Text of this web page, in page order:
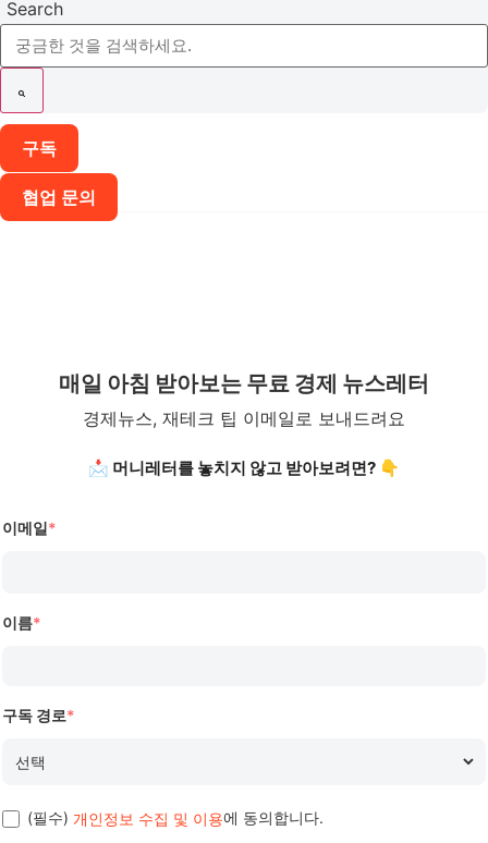
Search
구독
협업 문의
매일 아침 받아보는 무료 경제 뉴스레터
경제뉴스, 재테크 팁 이메일로 보내드려요
📩 머니레터를 놓치지 않고 받아보려면? 👇
이메일*
이름*
구독 경로*
(필수) 개인정보 수집 및 이용에 동의합니다.